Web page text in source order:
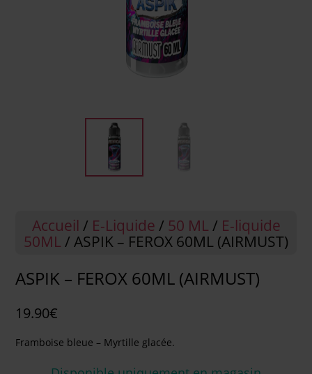
Accueil / E-Liquide / 50 ML / E-liquide
50ML / ASPIK – FEROX 60ML (AIRMUST)
ASPIK – FEROX 60ML (AIRMUST)
19.90€
Framboise bleue – Myrtille glacée.